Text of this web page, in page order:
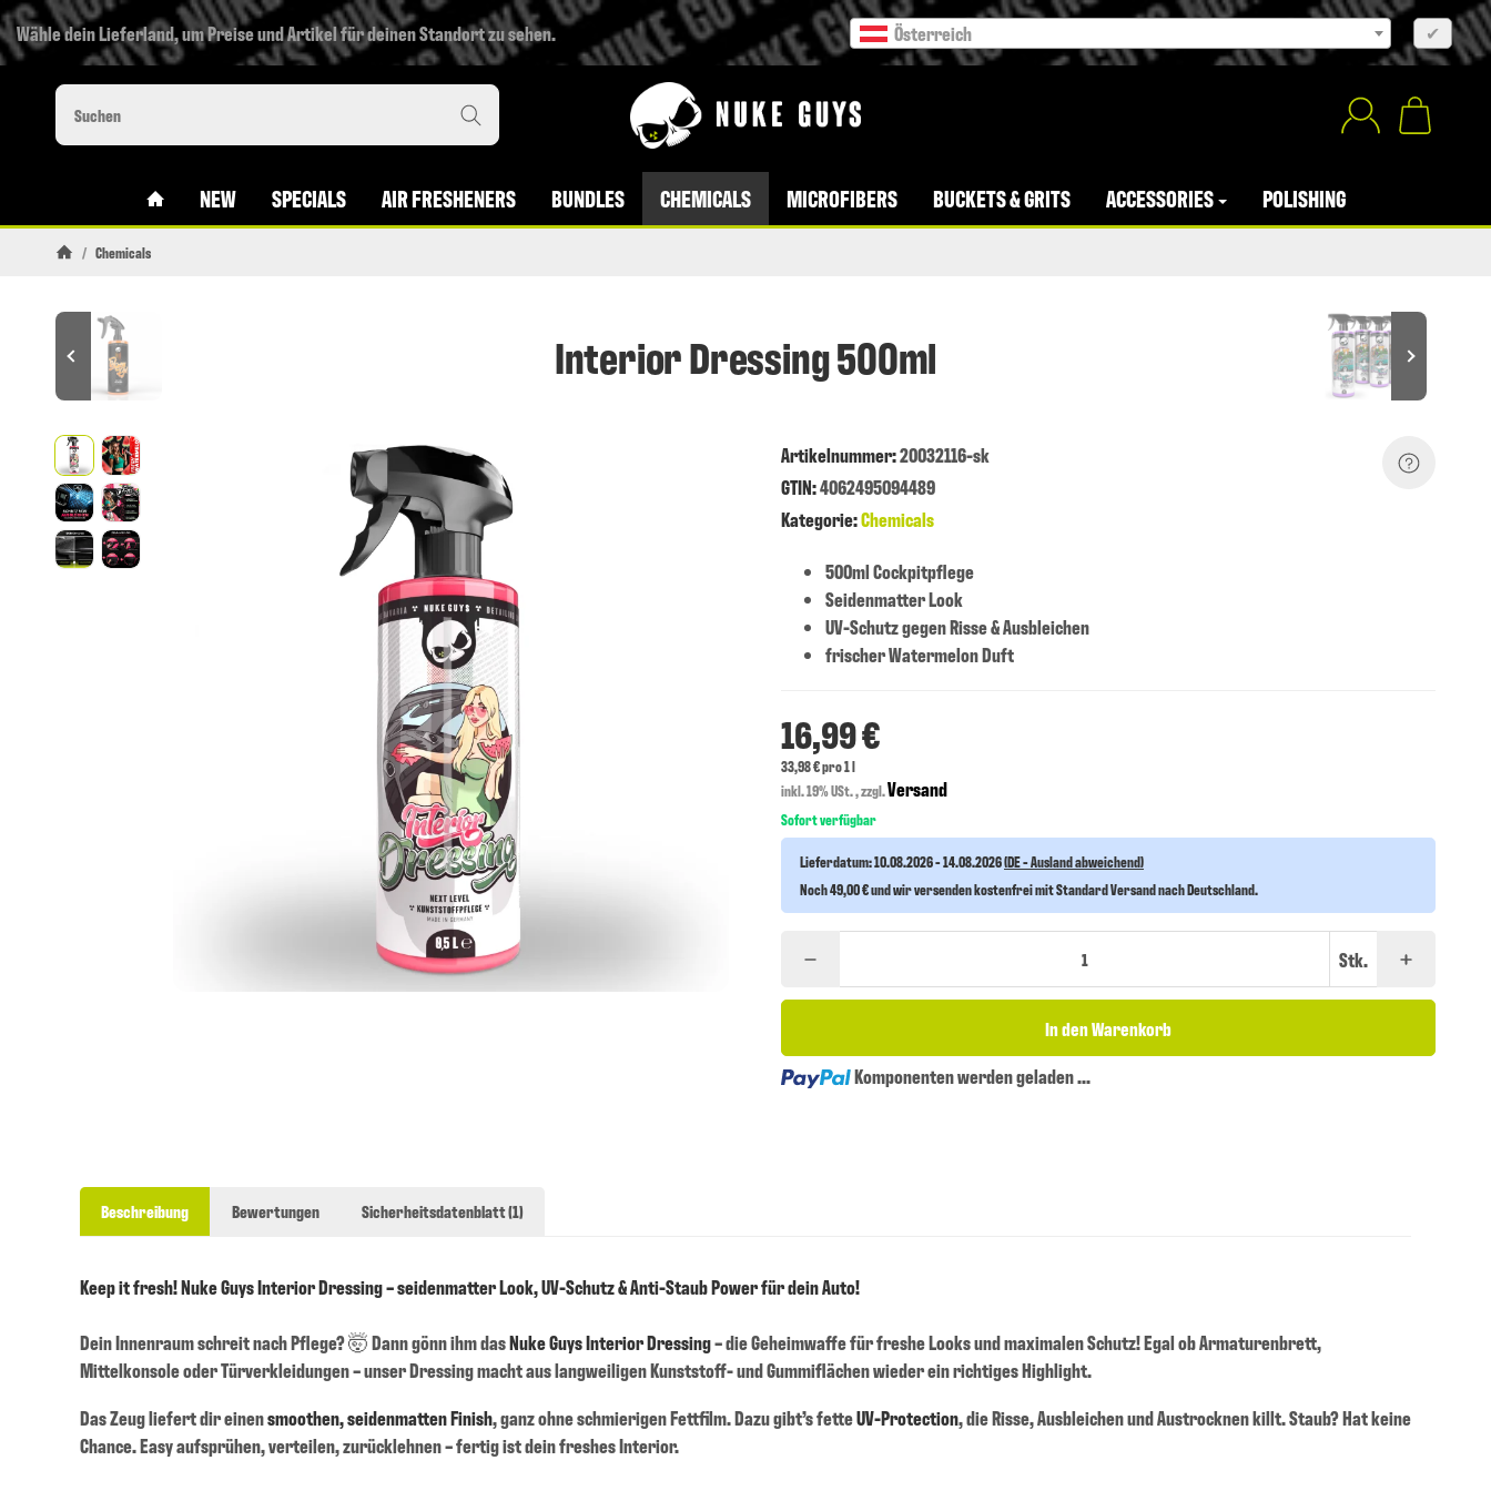
Wähle dein Lieferland, um Preise und Artikel für deinen Standort zu sehen. Österreich ✔
VERSANDKOSTENFREI AB 49 € BESTELLWERT
#CUSTOM.LINKHOME#
NEW SPECIALS AIR FRESHENERS BUNDLES CHEMICALS MICROFIBERS BUCKETS & GRITS ACCESSORIES POLISHING
/ Chemicals
Interior Dressing 500ml
Artikelnummer:20032116-sk
GTIN:4062495094489
Kategorie:Chemicals
500ml Cockpitpflege
Seidenmatter Look
UV-Schutz gegen Risse & Ausbleichen
frischer Watermelon Duft
16,99 €
33,98 € pro 1 l
inkl. 19% USt. , zzgl.Versand
Sofort verfügbar
Lieferdatum:10.08.2026 - 14.08.2026(DE - Ausland abweichend)
Noch 49,00 € und wir versenden kostenfrei mit Standard Versand nach Deutschland.
Stk.
In den Warenkorb
Loading...Komponenten werden geladen ...
Beschreibung Bewertungen Sicherheitsdatenblatt (1)
Keep it fresh! Nuke Guys Interior Dressing – seidenmatter Look, UV-Schutz & Anti-Staub Power für dein Auto!
Dein Innenraum schreit nach Pflege? 🤯 Dann gönn ihm dasNuke Guys Interior Dressing– die Geheimwaffe für freshe Looks und maximalen Schutz! Egal ob Armaturenbrett,
Mittelkonsole oder Türverkleidungen – unser Dressing macht aus langweiligen Kunststoff- und Gummiflächen wieder ein richtiges Highlight.
Das Zeug liefert dir einensmoothen, seidenmatten Finish, ganz ohne schmierigen Fettfilm. Dazu gibt’s fetteUV-Protection, die Risse, Ausbleichen und Austrocknen killt. Staub? Hat keine
Chance. Easy aufsprühen, verteilen, zurücklehnen – fertig ist dein freshes Interior.